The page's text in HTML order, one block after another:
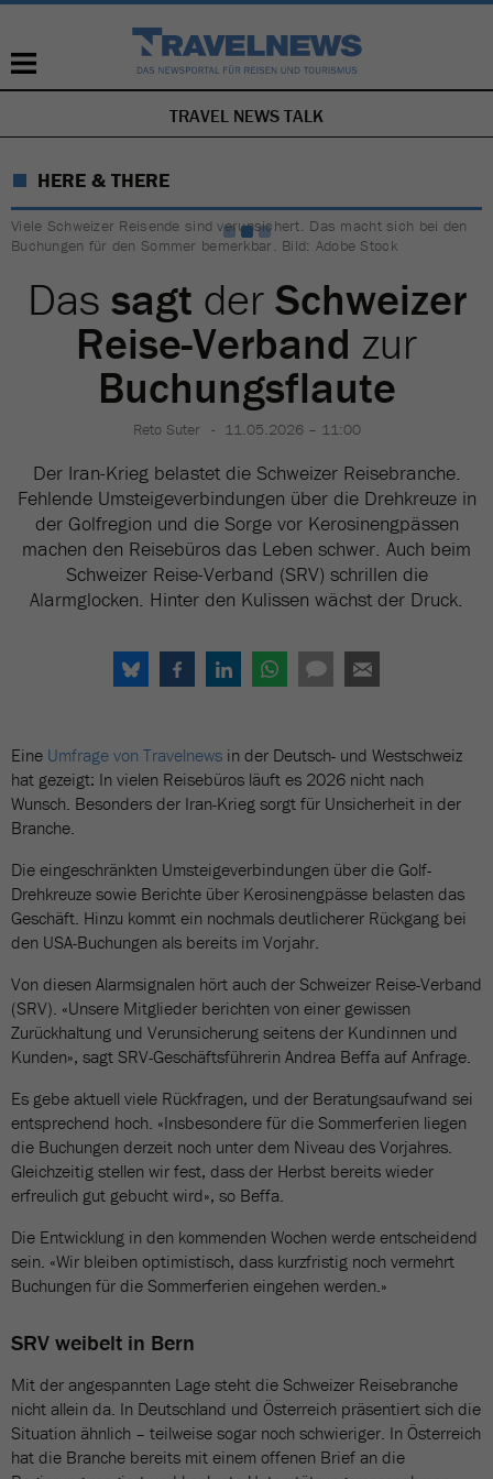
NAVIGATION
ÜBERSPRINGEN
TRAVEL NEWS TALK
HERE & THERE
Viele Schweizer Reisende sind verunsichert. Das macht sich bei den
Buchungen für den Sommer bemerkbar. Bild: Adobe Stock
Das sagt der Schweizer
Reise-Verband zur
Buchungsflaute
Reto Suter 11.05.2026 – 11:00
Der Iran-Krieg belastet die Schweizer Reisebranche.
Fehlende Umsteigeverbindungen über die Drehkreuze in
der Golfregion und die Sorge vor Kerosinengpässen
machen den Reisebüros das Leben schwer. Auch beim
Schweizer Reise-Verband (SRV) schrillen die
Alarmglocken. Hinter den Kulissen wächst der Druck.
Eine Umfrage von Travelnews in der Deutsch- und Westschweiz
hat gezeigt: In vielen Reisebüros läuft es 2026 nicht nach
Wunsch. Besonders der Iran-Krieg sorgt für Unsicherheit in der
Branche.
Die eingeschränkten Umsteigeverbindungen über die Golf-
Drehkreuze sowie Berichte über Kerosinengpässe belasten das
Geschäft. Hinzu kommt ein nochmals deutlicherer Rückgang bei
den USA-Buchungen als bereits im Vorjahr.
Von diesen Alarmsignalen hört auch der Schweizer Reise-Verband
(SRV). «Unsere Mitglieder berichten von einer gewissen
Zurückhaltung und Verunsicherung seitens der Kundinnen und
Kunden», sagt SRV-Geschäftsführerin Andrea Beffa auf Anfrage.
Es gebe aktuell viele Rückfragen, und der Beratungsaufwand sei
entsprechend hoch. «Insbesondere für die Sommerferien liegen
die Buchungen derzeit noch unter dem Niveau des Vorjahres.
Gleichzeitig stellen wir fest, dass der Herbst bereits wieder
erfreulich gut gebucht wird», so Beffa.
Die Entwicklung in den kommenden Wochen werde entscheidend
sein. «Wir bleiben optimistisch, dass kurzfristig noch vermehrt
Buchungen für die Sommerferien eingehen werden.»
SRV weibelt in Bern
Mit der angespannten Lage steht die Schweizer Reisebranche
nicht allein da. In Deutschland und Österreich präsentiert sich die
Situation ähnlich – teilweise sogar noch schwieriger. In Österreich
hat die Branche bereits mit einem offenen Brief an die